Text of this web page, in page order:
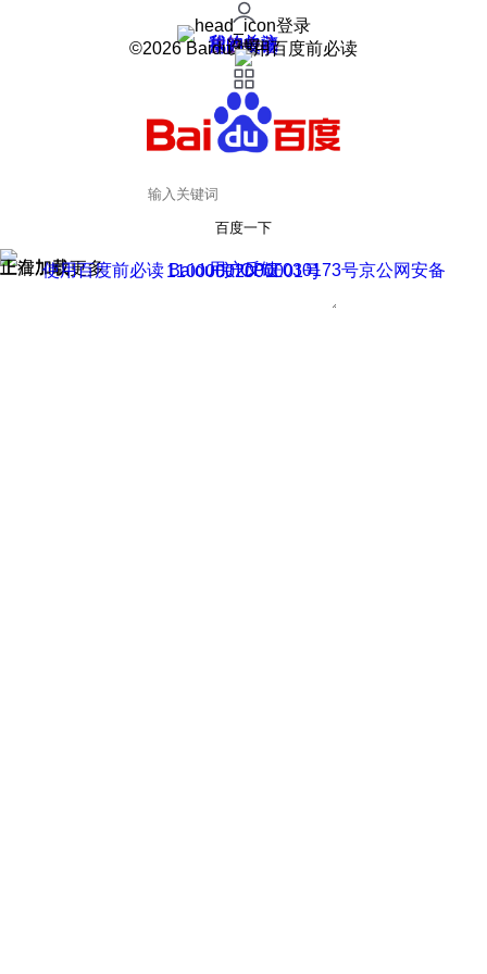
登录
我的关注
我的收藏
皮肤中心
用户反馈
设置
©2026 Baidu 使用百度前必读
百度一下
正在加载
上滑加载更多 用户反馈
使用百度前必读 Baidu 京ICP证030173号
京公网安备11000002000001号